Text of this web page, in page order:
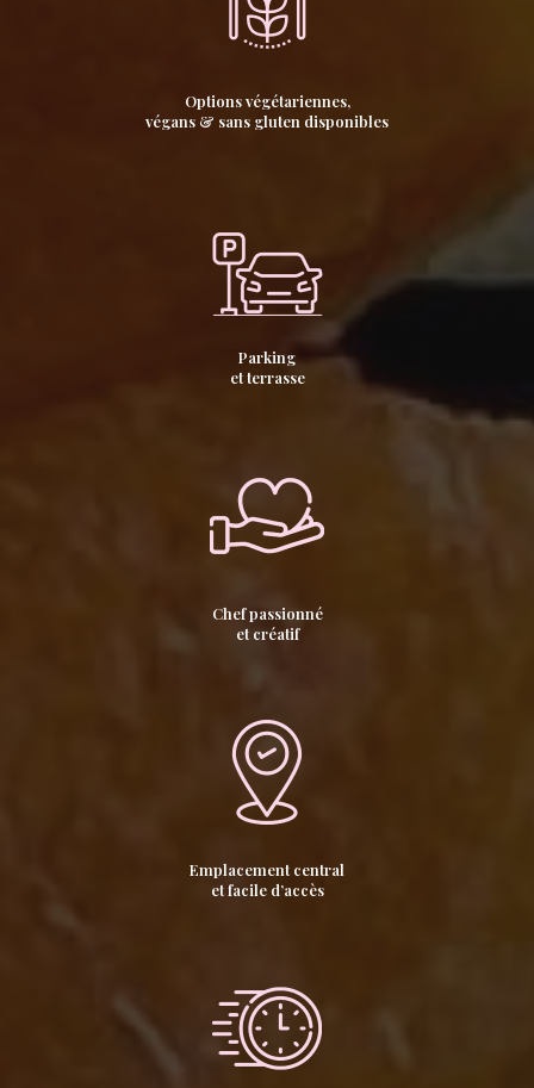
Options végétariennes,
végans & sans gluten disponibles
Parking
et terrasse
Chef passionné
et créatif
Emplacement central
et facile d’accès